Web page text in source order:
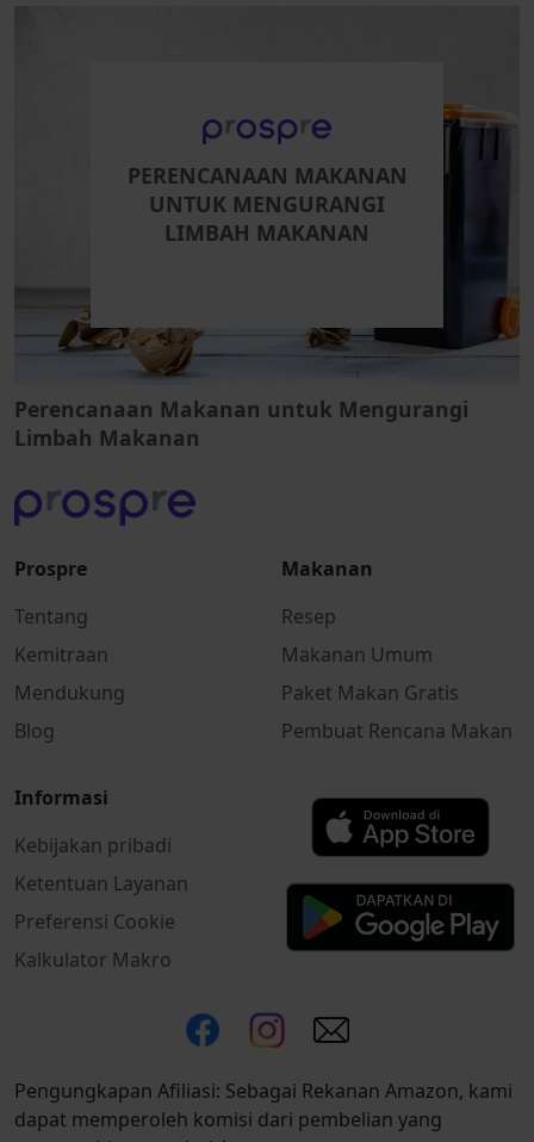
PERENCANAAN MAKANAN
UNTUK MENGURANGI
LIMBAH MAKANAN
Perencanaan Makanan untuk Mengurangi
Limbah Makanan
Prospre
Tentang
Kemitraan
Mendukung
Blog
Makanan
Resep
Makanan Umum
Paket Makan Gratis
Pembuat Rencana Makan
Informasi
Kebijakan pribadi
Ketentuan Layanan
Preferensi Cookie
Kalkulator Makro
Pengungkapan Afiliasi: Sebagai Rekanan Amazon, kami
dapat memperoleh komisi dari pembelian yang